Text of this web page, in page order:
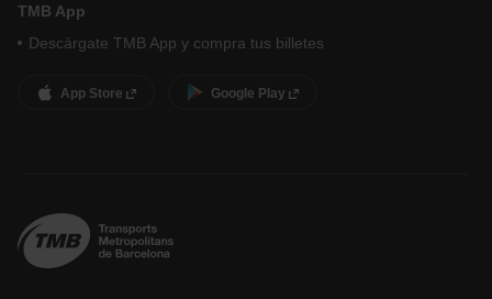
TMB App
Descárgate TMB App y compra tus billetes
App Store Google Play